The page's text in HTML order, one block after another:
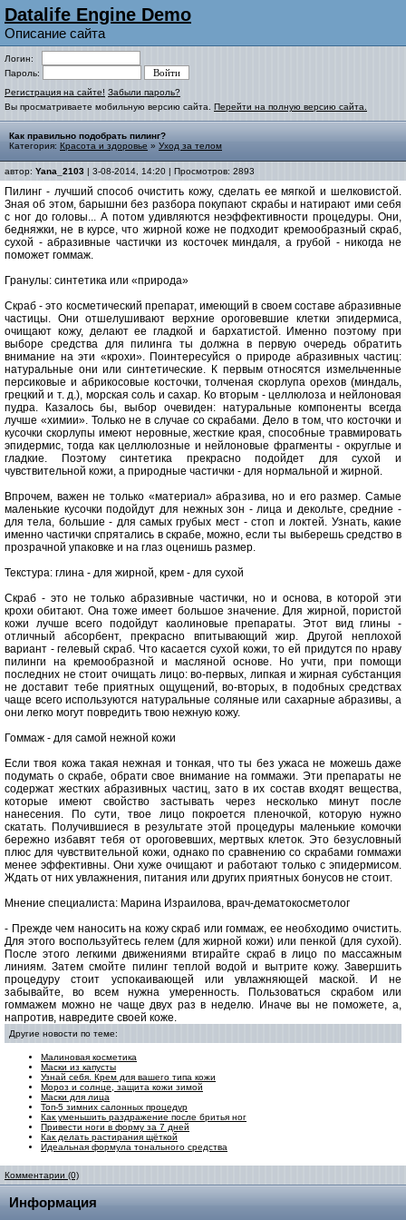
Datalife Engine Demo
Описание сайта
Логин:
Пароль:
Регистрация на сайте! Забыли пароль?
Вы просматриваете мобильную версию сайта. Перейти на полную версию сайта.
Как правильно подобрать пилинг?
Категория: Красота и здоровье » Уход за телом
автор: Yana_2103 | 3-08-2014, 14:20 | Просмотров: 2893
Пилинг - лучший способ очистить кожу, сделать ее мягкой и шелковистой.
Зная об этом, барышни без разбора покупают скрабы и натирают ими себя
с ног до головы... А потом удивляются неэффективности процедуры. Они,
бедняжки, не в курсе, что жирной коже не подходит кремообразный скраб,
сухой - абразивные частички из косточек миндаля, а грубой - никогда не
поможет гоммаж.
Гранулы: синтетика или «природа»
Скраб - это косметический препарат, имеющий в своем составе абразивные
частицы. Они отшелушивают верхние ороговевшие клетки эпидермиса,
очищают кожу, делают ее гладкой и бархатистой. Именно поэтому при
выборе средства для пилинга ты должна в первую очередь обратить
внимание на эти «крохи». Поинтересуйся о природе абразивных частиц:
натуральные они или синтетические. К первым относятся измельченные
персиковые и абрикосовые косточки, толченая скорлупа орехов (миндаль,
грецкий и т. д.), морская соль и сахар. Ко вторым - целлюлоза и нейлоновая
пудра. Казалось бы, выбор очевиден: натуральные компоненты всегда
лучше «химии». Только не в случае со скрабами. Дело в том, что косточки и
кусочки скорлупы имеют неровные, жесткие края, способные травмировать
эпидермис, тогда как целлюлозные и нейлоновые фрагменты - округлые и
гладкие. Поэтому синтетика прекрасно подойдет для сухой и
чувствительной кожи, а природные частички - для нормальной и жирной.
Впрочем, важен не только «материал» абразива, но и его размер. Самые
маленькие кусочки подойдут для нежных зон - лица и декольте, средние -
для тела, большие - для самых грубых мест - стоп и локтей. Узнать, какие
именно частички спрятались в скрабе, можно, если ты выберешь средство в
прозрачной упаковке и на глаз оценишь размер.
Текстура: глина - для жирной, крем - для сухой
Скраб - это не только абразивные частички, но и основа, в которой эти
крохи обитают. Она тоже имеет большое значение. Для жирной, пористой
кожи лучше всего подойдут каолиновые препараты. Этот вид глины -
отличный абсорбент, прекрасно впитывающий жир. Другой неплохой
вариант - гелевый скраб. Что касается сухой кожи, то ей придутся по нраву
пилинги на кремообразной и масляной основе. Но учти, при помощи
последних не стоит очищать лицо: во-первых, липкая и жирная субстанция
не доставит тебе приятных ощущений, во-вторых, в подобных средствах
чаще всего используются натуральные соляные или сахарные абразивы, а
они легко могут повредить твою нежную кожу.
Гоммаж - для самой нежной кожи
Если твоя кожа такая нежная и тонкая, что ты без ужаса не можешь даже
подумать о скрабе, обрати свое внимание на гоммажи. Эти препараты не
содержат жестких абразивных частиц, зато в их состав входят вещества,
которые имеют свойство застывать через несколько минут после
нанесения. По сути, твое лицо покроется пленочкой, которую нужно
скатать. Получившиеся в результате этой процедуры маленькие комочки
бережно избавят тебя от ороговевших, мертвых клеток. Это безусловный
плюс для чувствительной кожи, однако по сравнению со скрабами гоммажи
менее эффективны. Они хуже очищают и работают только с эпидермисом.
Ждать от них увлажнения, питания или других приятных бонусов не стоит.
Мнение специалиста: Марина Израилова, врач-дематокосметолог
- Прежде чем наносить на кожу скраб или гоммаж, ее необходимо очистить.
Для этого воспользуйтесь гелем (для жирной кожи) или пенкой (для сухой).
После этого легкими движениями втирайте скраб в лицо по массажным
линиям. Затем смойте пилинг теплой водой и вытрите кожу. Завершить
процедуру стоит успокаивающей или увлажняющей маской. И не
забывайте, во всем нужна умеренность. Пользоваться скрабом или
гоммажем можно не чаще двух раз в неделю. Иначе вы не поможете, а,
напротив, навредите своей коже.
Другие новости по теме:
Малиновая косметика
Маски из капусты
Узнай себя. Крем для вашего типа кожи
Мороз и солнце, защита кожи зимой
Маски для лица
Топ-5 зимних салонных процедур
Как уменьшить раздражение после бритья ног
Привести ноги в форму за 7 дней
Как делать растирания щёткой
Идеальная формула тонального средства
Комментарии (0)
Информация